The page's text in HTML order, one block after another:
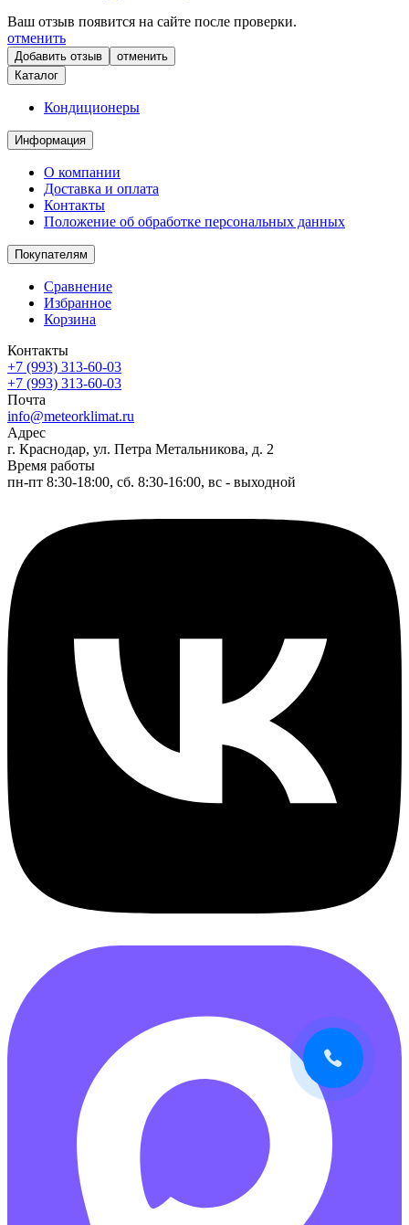
Ваш отзыв появится на сайте после проверки.
отменить
отменить
Каталог
Кондиционеры
Информация
О компании
Доставка и оплата
Контакты
Положение об обработке персональных данных
Покупателям
Сравнение
Избранное
Корзина
Контакты
+7 (993) 313-60-03
+7 (993) 313-60-03
Почта
info@meteorklimat.ru
Адрес
г. Краснодар, ул. Петра Метальникова, д. 2
Время работы
пн-пт 8:30-18:00, сб. 8:30-16:00, вс - выходной